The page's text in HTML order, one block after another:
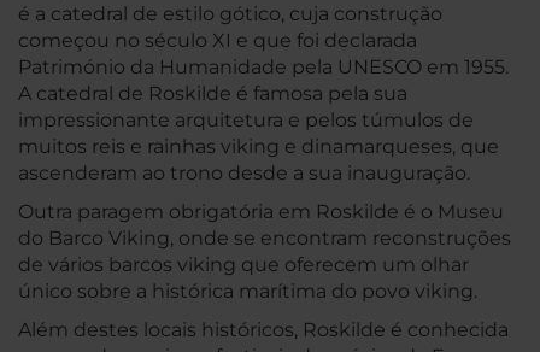
é a catedral de estilo gótico, cuja construção
começou no século XI e que foi declarada
Património da Humanidade pela UNESCO em 1955.
A catedral de Roskilde é famosa pela sua
impressionante arquitetura e pelos túmulos de
muitos reis e rainhas viking e dinamarqueses, que
ascenderam ao trono desde a sua inauguração.
Outra paragem obrigatória em Roskilde é o Museu
do Barco Viking, onde se encontram reconstruções
de vários barcos viking que oferecem um olhar
único sobre a histórica marítima do povo viking.
Além destes locais históricos, Roskilde é conhecida